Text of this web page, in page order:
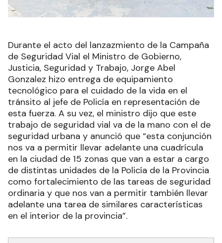
Durante el acto del lanzazmiento de la Campaña
de Seguridad Vial el Ministro de Gobierno,
Justicia, Seguridad y Trabajo, Jorge Abel
Gonzalez hizo entrega de equipamiento
tecnológico para el cuidado de la vida en el
tránsito al jefe de Policía en representación de
esta fuerza. A su vez, el ministro dijo que este
trabajo de seguridad vial va de la mano con el de
seguridad urbana y anunció que “esta conjunción
nos va a permitir llevar adelante una cuadrícula
en la ciudad de 15 zonas que van a estar a cargo
de distintas unidades de la Policía de la Provincia
como fortalecimiento de las tareas de seguridad
ordinaria y que nos van a permitir también llevar
adelante una tarea de similares características
en el interior de la provincia”.